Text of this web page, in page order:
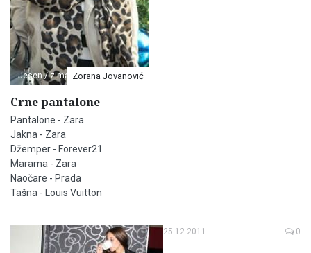
Jesen / zima Zorana Jovanović
Crne pantalone
Pantalone - Zara
Jakna - Zara
Džemper - Forever21
Marama - Zara
Naočare - Prada
Tašna - Louis Vuitton
25.12.2011 0